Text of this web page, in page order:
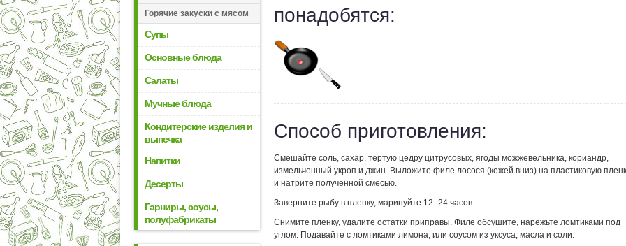
Горячие закуски с мясом
Супы
Основные блюда
Салаты
Мучные блюда
Кондитерские изделия и
выпечка
Напитки
Десерты
Гарниры, соусы,
полуфабрикаты
понадобятся:
Способ приготовления:
Смешайте соль, сахар, тертую цедру цитрусовых, ягоды можжевельника, кориандр,
измельченный укроп и джин. Выложите филе лосося (кожей вниз) на пластиковую
и натрите полученной смесью.
Заверните рыбу в пленку, маринуйте 12–24 часов.
Снимите пленку, удалите остатки приправы. Филе обсушите, нарежьте ломтиками под
углом. Подавайте с ломтиками лимона, или соусом из уксуса, масла и соли.